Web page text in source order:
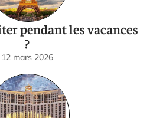
pendant les vacances
?
12 mars 2026